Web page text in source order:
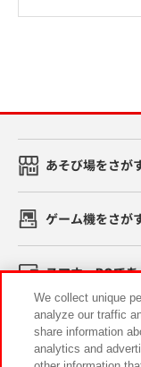
あそび場をさが
ゲーム機をさが
スマホ・PCであ
イベント・キャ
We collect unique
analyze our traffic
share information
analytics and